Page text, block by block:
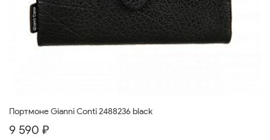
Портмоне Gianni Conti 2488236 black
9 590 ₽